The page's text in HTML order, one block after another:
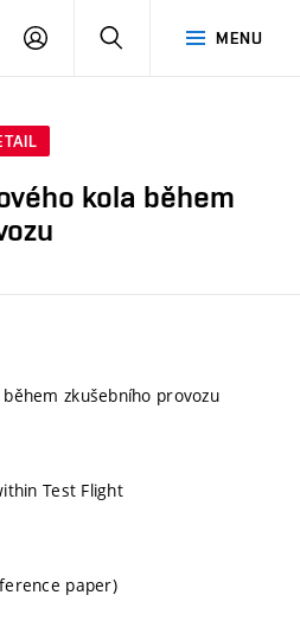
MENU
LOG
SEARCH
kola během
zkušebního provozu
Test Flight
paper)